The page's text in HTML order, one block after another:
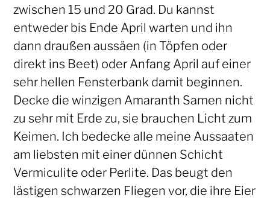
zwischen 15 und 20 Grad. Du kannst
entweder bis Ende April warten und ihn
dann draußen aussäen (in Töpfen oder
direkt ins Beet) oder Anfang April auf einer
sehr hellen Fensterbank damit beginnen.
Decke die winzigen Amaranth Samen nicht
zu sehr mit Erde zu, sie brauchen Licht zum
Keimen. Ich bedecke alle meine Aussaaten
am liebsten mit einer dünnen Schicht
Vermiculite oder Perlite. Das beugt den
lästigen schwarzen Fliegen vor, die ihre Eier